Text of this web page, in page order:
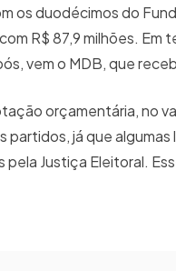
os duodécimos do
R$ 87,9 milhões.
vem o MDB, que
orçamentária, no
já que
pela Justiça Eleitoral.